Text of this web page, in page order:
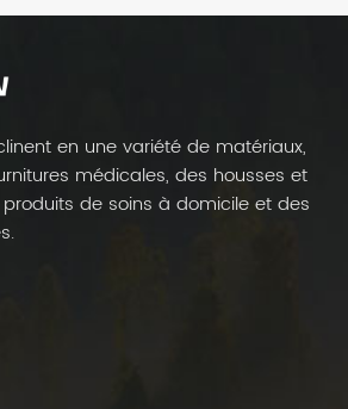
en une variété de matériaux,
médicales, des housses et
de soins à domicile et des